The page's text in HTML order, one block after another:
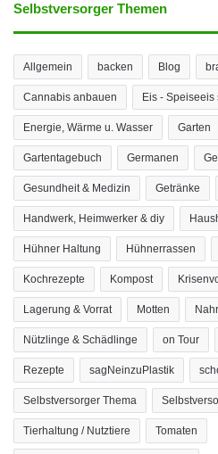
Selbstversorger Themen
Allgemein backen Blog
Cannabis anbauen Eis -
Energie, Wärme u. Wasser Garten
Gartentagebuch Germanen
Gesundheit & Medizin Getränke
Handwerk, Heimwerker & diy
Hühner Haltung Hühnerrassen
Kochrezepte Kompost
Lagerung & Vorrat Motten
Nützlinge & Schädlinge on Tour
Rezepte sagNeinzuPlastik
Selbstversorger Thema
Tierhaltung / Nutztiere Tomaten